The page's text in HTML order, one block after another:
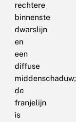
rechtere
binnenste
dwarslijn
en
een
diffuse
middenschaduw;
de
franjelijn
is